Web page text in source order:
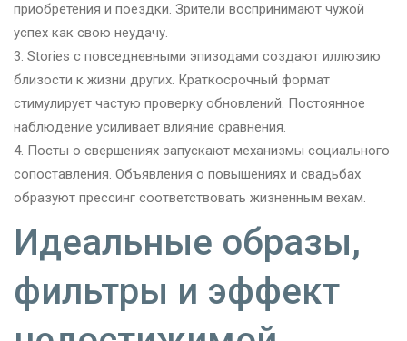
приобретения и поездки. Зрители воспринимают чужой
успех как свою неудачу.
Stories с повседневными эпизодами создают иллюзию
близости к жизни других. Краткосрочный формат
стимулирует частую проверку обновлений. Постоянное
наблюдение усиливает влияние сравнения.
Посты о свершениях запускают механизмы социального
сопоставления. Объявления о повышениях и свадьбах
образуют прессинг соответствовать жизненным вехам.
Идеальные образы,
фильтры и эффект